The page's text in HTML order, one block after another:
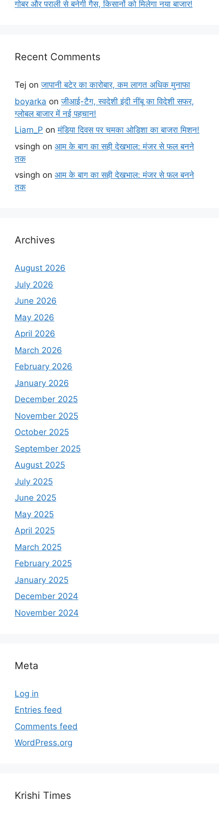
गोबर और पराली से बनेगी गैस, किसानों को मिलेगा नया बाजार!
Recent Comments
Tej onजापानी बटेर का कारोबार, कम लागत अधिक मुनाफा
boyarka onजीआई-टैग, स्वदेशी इंदी नींबू का विदेशी सफर,
ग्लोबल बाजार में नई पहचान!
Liam_P onमंडिया दिवस पर चमका ओडिशा का बाजरा मिशन!
vsingh on आम के बाग का सही देखभाल: मंजर से फल बनने
तक
vsingh on आम के बाग का सही देखभाल: मंजर से फल बनने
तक
Archives
August 2026
July 2026
June 2026
May 2026
April 2026
March 2026
February 2026
January 2026
December 2025
November 2025
October 2025
September 2025
August 2025
July 2025
June 2025
May 2025
April 2025
March 2025
February 2025
January 2025
December 2024
November 2024
Meta
Log in
Entries feed
Comments feed
WordPress.org
Krishi Times